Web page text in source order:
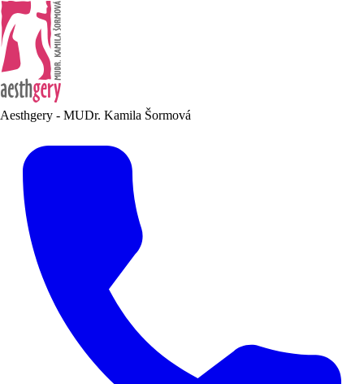
Aesthgery - MUDr. Kamila Šormová